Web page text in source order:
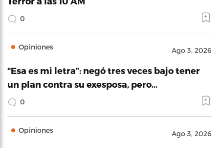
0
Opiniones Ago 3, 2026
“Esa es mi letra”: negó tres veces bajo tener
un plan contra su exesposa, pero…
0
Opiniones Ago 3, 2026